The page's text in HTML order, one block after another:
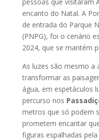
encanto do Natal. A
de entrada do Parque
(PNPG), foi o cenário
2024, que se mantém
As luzes são mesmo a
transformar as
água, em espetáculos
percurso nos
metros que só podem
prometem encantar
figuras espalhadas